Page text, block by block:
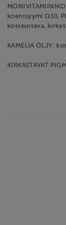
koentsyymi Q10,
kosteuttava,
KAMELIA ÖLJY:
KIRKASTAVAT